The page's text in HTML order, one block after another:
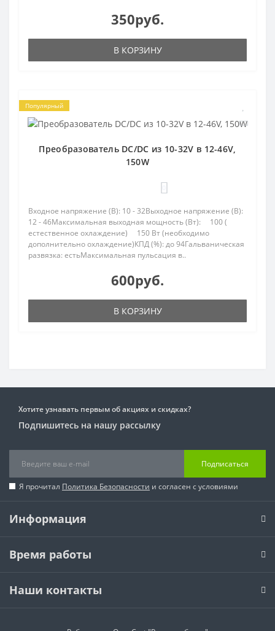
350руб.
В КОРЗИНУ
Популярный
Преобразователь DC/DC из 10-32V в 12-46V,
150W
Входное напряжение (В): 10 - 32Выходное напряжение (В):
12 - 46Максимальная выходная мощность (Вт): 100 (
естественное охлаждение) 150 Вт (необходимо
дополнительно охлаждение)КПД (%): до 94Гальваническая
развязка: естьМаксимальная пульсация в..
600руб.
В КОРЗИНУ
Хотите узнавать первым об акциях и скидках?
Подпишитесь на нашу рассылку
Подписаться
Я прочитал Политика Безопасности и согласен с условиями
Информация
Время работы
Наши контакты